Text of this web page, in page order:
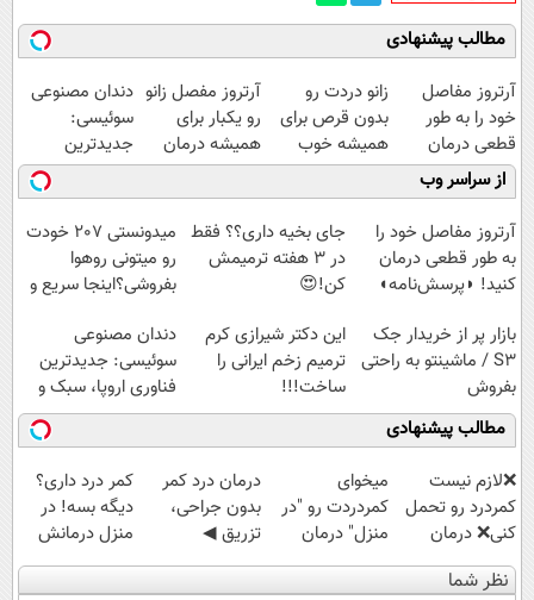
مطالب پیشنهادی
آرتروز مفاصل
خود را به طور
قطعی درمان
کنید!
◗پرسش‌نامه◖
زانو دردت رو
بدون قرص برای
همیشه خوب
کن! (قدم اول،
پرسش‌نامه)
آرتروز مفصل زانو
رو یکبار برای
همیشه درمان
کن!
◗پرسش‌نامه◖
دندان مصنوعی
سوئیسی:
جدیدترین
فناوری اروپا،
سبک و مقاوم |
پرداخت قسطی
از سراسر وب
آرتروز مفاصل خود را
به طور قطعی درمان
کنید! ◗پرسش‌نامه◖
جای بخیه داری؟؟ فقط
در 3 هفته ترمیمش
کن!😍
میدونستی 207 خودت
رو میتونی روهوا
بفروشی؟اینجا سریع و
بازار پر از خریدار جک
S3 / ماشینتو به راحتی
بفروش
این دکتر شیرازی کرم
ترمیم زخم ایرانی را
ساخت!!!
دندان مصنوعی
سوئیسی: جدیدترین
فناوری اروپا، سبک و
مقاوم | پرداخت
قسطی
مطالب پیشنهادی
❌لازم نیست
کمردرد رو تحمل
کنی❌ درمان
بدون جراحی و
قرص
میخوای
کمردردت رو "در
منزل" درمان
کنی؟ (◂فیلم +
◂پرسش‌نامه)
درمان درد کمر
بدون جراحی،
تزریق ◀
پرسش‌نامه رو پر
کن ▶
کمر درد داری؟
دیگه بسه! در
منزل درمانش
کن
(◀پرسش‌نامه)
نظر شما